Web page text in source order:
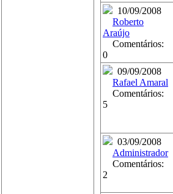
10/09/2008
Roberto
Araújo
Comentários:
0
09/09/2008
Rafael Amaral
Comentários:
5
03/09/2008
Administrador
Comentários:
2